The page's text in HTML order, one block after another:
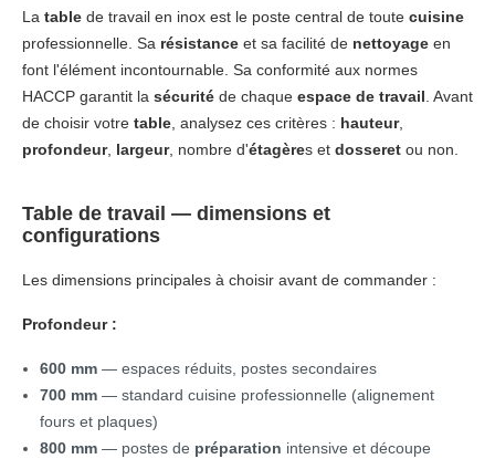
La table de travail en inox est le poste central de toute cuisine
professionnelle. Sa résistance et sa facilité de nettoyage en
font l'élément incontournable. Sa conformité aux normes
HACCP garantit la sécurité de chaque espace de travail. Avant
de choisir votre table, analysez ces critères : hauteur,
profondeur, largeur, nombre d'étagères et dosseret ou non.
Table de travail — dimensions et
configurations
Les dimensions principales à choisir avant de commander :
Profondeur :
600 mm — espaces réduits, postes secondaires
700 mm — standard cuisine professionnelle (alignement
fours et plaques)
800 mm — postes de préparation intensive et découpe